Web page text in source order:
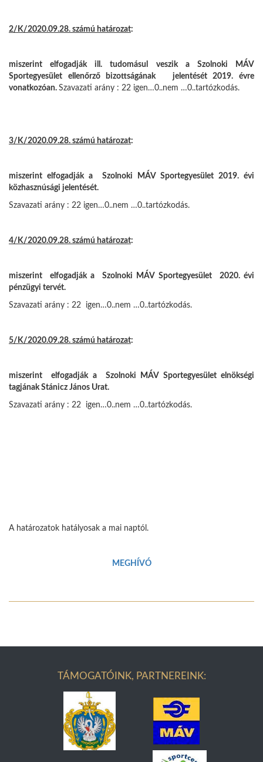
2/K/2020.09.28. számú határozat:
miszerint elfogadják ill. tudomásul veszik a Szolnoki MÁV
Sportegyesület ellenőrző bizottságának jelentését 2019. évre
vonatkozóan. Szavazati arány : 22 igen…0..nem …0..tartózkodás.
3/K/2020.09.28. számú határozat:
miszerint elfogadják a Szolnoki MÁV Sportegyesület 2019. évi
közhasznúsági jelentését.
Szavazati arány : 22 igen…0..nem …0..tartózkodás.
4/K/2020.09.28. számú határozat:
miszerint elfogadják a Szolnoki MÁV Sportegyesület 2020. évi
pénzügyi tervét.
Szavazati arány : 22 igen…0..nem …0..tartózkodás.
5/K/2020.09.28. számú határozat:
miszerint elfogadják a Szolnoki MÁV Sportegyesület elnökségi
tagjának Stánicz János Urat.
Szavazati arány : 22 igen…0..nem …0..tartózkodás.
A határozatok hatályosak a mai naptól.
MEGHÍVÓ
TÁMOGATÓINK, PARTNEREINK: